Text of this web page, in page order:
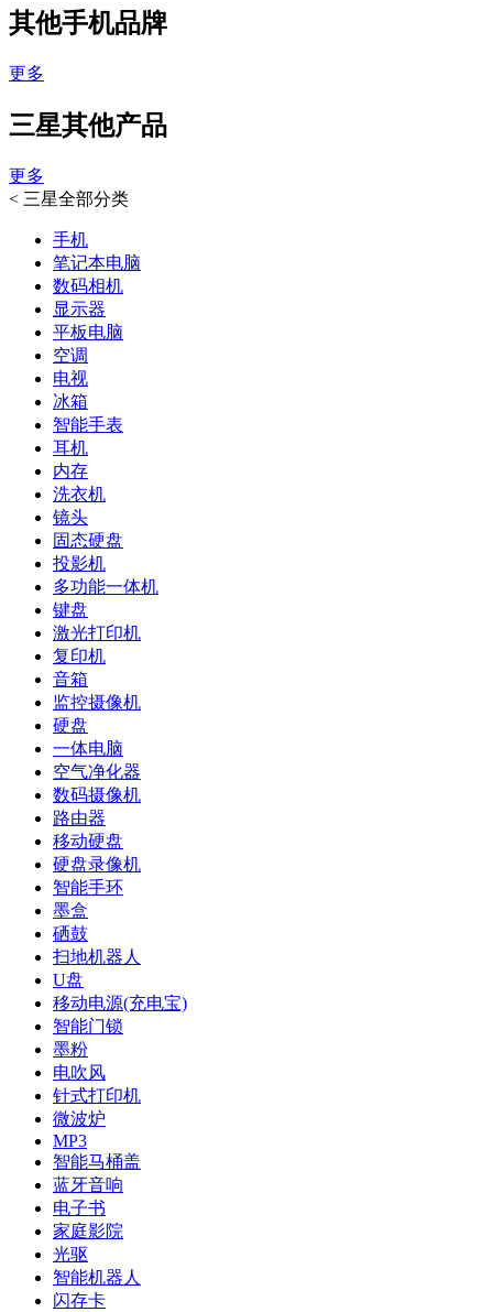
其他手机品牌
更多
三星其他产品
更多
< 三星全部分类
手机
笔记本电脑
数码相机
显示器
平板电脑
空调
电视
冰箱
智能手表
耳机
内存
洗衣机
镜头
固态硬盘
投影机
多功能一体机
键盘
激光打印机
复印机
音箱
监控摄像机
硬盘
一体电脑
空气净化器
数码摄像机
路由器
移动硬盘
硬盘录像机
智能手环
墨盒
硒鼓
扫地机器人
U盘
移动电源(充电宝)
智能门锁
墨粉
电吹风
针式打印机
微波炉
MP3
智能马桶盖
蓝牙音响
电子书
家庭影院
光驱
智能机器人
闪存卡